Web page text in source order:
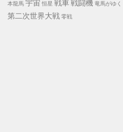
本龍馬 宇宙 恒星 戦車戦闘機 竜馬がゆく
第二次世界大戦 零戦